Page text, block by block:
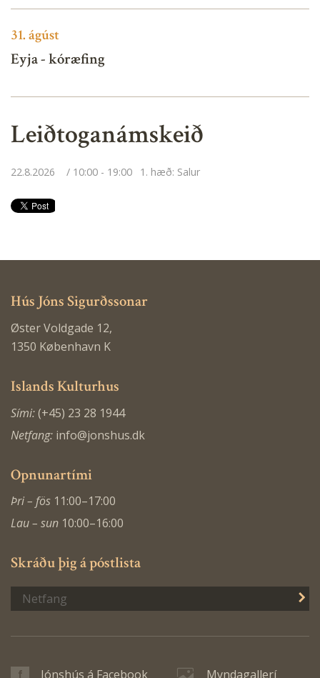
31.ágúst
Eyja - kóræfing
Leiðtoganámskeið
22.8.2026 10:00 - 19:00 1. hæð: Salur
Hús Jóns Sigurðssonar
Øster Voldgade 12,
1350 København K
Islands Kulturhus
Sími:(+45) 23 28 1944
Netfang: info@jonshus.dk
Opnunartími
Þri – fös 11:00–17:00
Lau – sun 10:00–16:00
Skráðu þig á póstlista
Jónshús á Facebook Myndagallerí